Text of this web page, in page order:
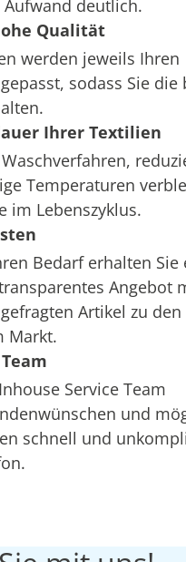
deutlich.
Qualität
werden jeweils Ihren
sodass Sie die
Ihrer Textilien
Temperaturen
im Lebenszyklus.
Bedarf erhalten Sie
Angebot
Artikel zu den
Markt.
Service Team
und
schnell und